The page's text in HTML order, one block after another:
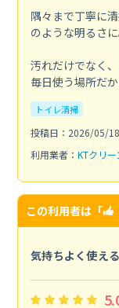
隅々まで丁寧に
のような明るさに
汚れだけでなく
毎日使う場所だ
トイレ清掃
投稿日：2026/05/18
利用業者： KTクリー
この利用者は「
気持ちよく使える